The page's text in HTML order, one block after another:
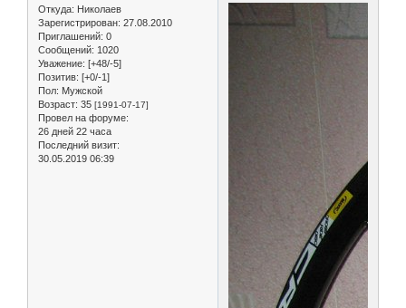
Откуда: Николаев
Зарегистрирован: 27.08.2010
Приглашений: 0
Сообщений: 1020
Уважение: [+48/-5]
Позитив: [+0/-1]
Пол: Мужской
Возраст: 35 [1991-07-17]
Провел на форуме:
26 дней 22 часа
Последний визит:
30.05.2019 06:39